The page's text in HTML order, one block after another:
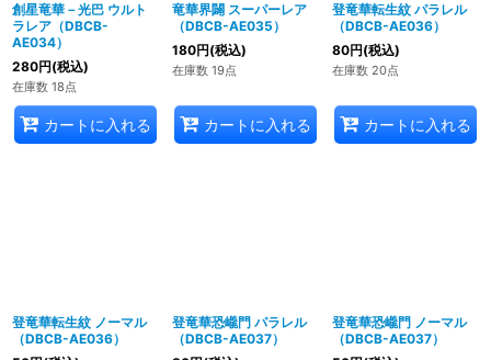
創星竜華－光巴 ウルト
ラレア（DBCB-
AE034）
280円(税込)
在庫数 18点
カートに入れる
竜華界闢 スーパーレア
（DBCB-AE035）
180円(税込)
在庫数 19点
カートに入れる
登竜華転生紋 パラレル
（DBCB-AE036）
80円(税込)
在庫数 20点
カートに入れる
登竜華転生紋 ノーマル
（DBCB-AE036）
登竜華恐巄門 パラレル
（DBCB-AE037）
登竜華恐巄門 ノーマル
（DBCB-AE037）